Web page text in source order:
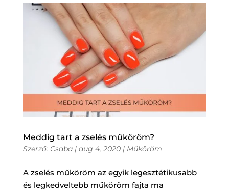
Meddig tart a zselés műköröm?
Szerző: Csaba| aug 4, 2020| Műköröm
A zselés műköröm az egyik legesztétikusabb
és legkedveltebb műköröm fajta ma